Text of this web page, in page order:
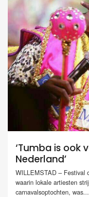
‘Tumba is ook
Nederland’
WILLEMSTAD – Festival
waarin lokale artiesten
carnavalsoptochten, was...